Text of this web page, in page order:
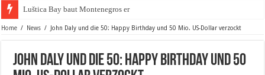
Luštica Bay baut Montenegros erste G
Home / News / John Daly und die 50: Happy Birthday und 50 Mio. US-Dollar verzockt
John Daly und die 50: Happy Birthday und 50